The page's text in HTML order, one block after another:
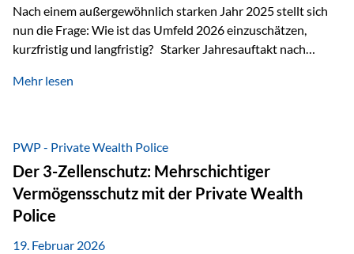
Nach einem außergewöhnlich starken Jahr 2025 stellt sich
nun die Frage: Wie ist das Umfeld 2026 einzuschätzen,
kurzfristig und langfristig? Starker Jahresauftakt nach
Dynamik in das Jahr 2026 gestartet. Zwischen dem
Währungen: +11,5 % Bereits 2025 war ein außergewöhnlich
starkes Jahr: +64,4 % in USD Durchschnitt über alle
Währungen: +56,6 % Langfristig zeigt sich ebenfalls ein
solides…
Mehr lesen
PWP - Private Wealth Police
Der 3-Zellenschutz: Mehrschichtiger
Vermögensschutz mit der Private Wealth
Police
19. Februar 2026